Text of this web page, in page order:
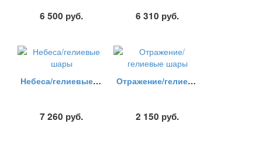
6 500 руб. 6 310 руб.
Небеса/гелиевые шары
7 260 руб.
Отражение/гелиевые шары
2 150 руб.